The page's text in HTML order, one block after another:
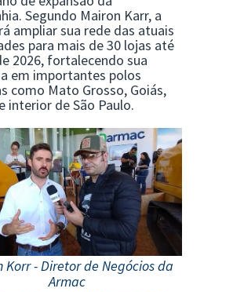
Segundo Mairon Karr, a
ampliar sua rede das atuais
para mais de 30 lojas até
2026, fortalecendo sua
em importantes polos
como Mato Grosso, Goiás,
interior de São Paulo.
Korr - Diretor de Negócios da
Armac